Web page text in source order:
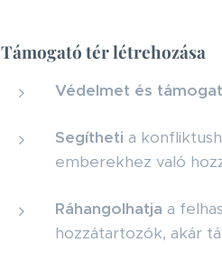
Támogató tér létrehozása
Védelmet és
Segítheti a
emberekhez való
Ráhangolhatja a
hozzátartozók, akár